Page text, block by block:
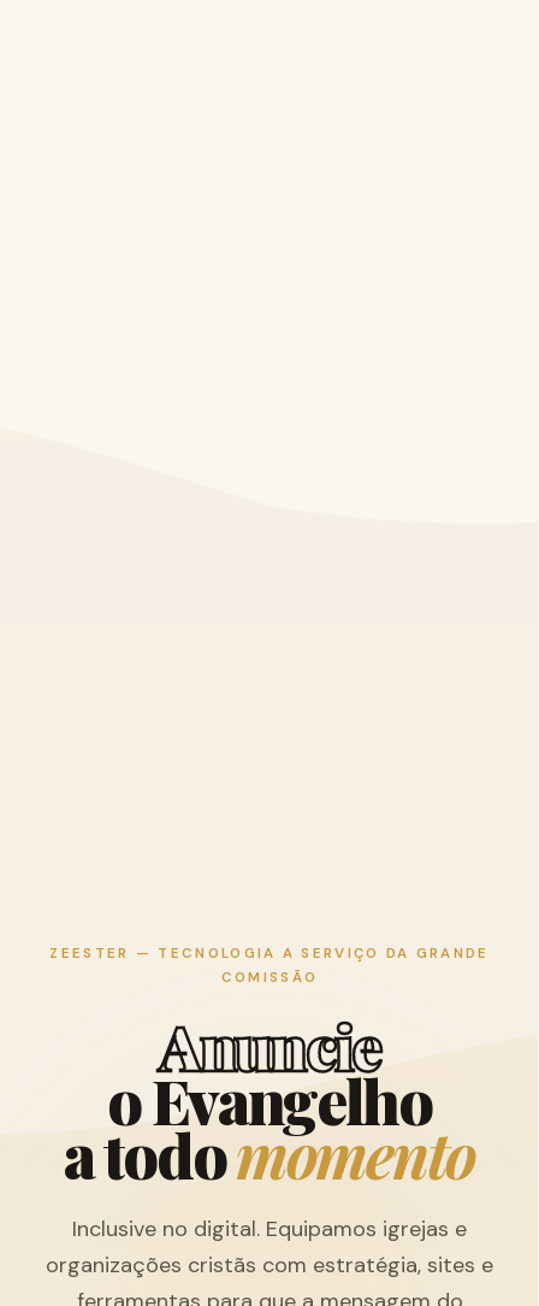
ZEESTER — TECNOLOGIA A SERVIÇO DA GRANDE
COMISSÃO
Anuncie
oEvangelho
atodomomento
Inclusive no digital. Equipamos igrejas e
organizações cristãs com estratégia, sites e